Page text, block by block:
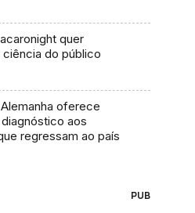
quer
ciência do público
oferece
aos
regressam ao país
PUB